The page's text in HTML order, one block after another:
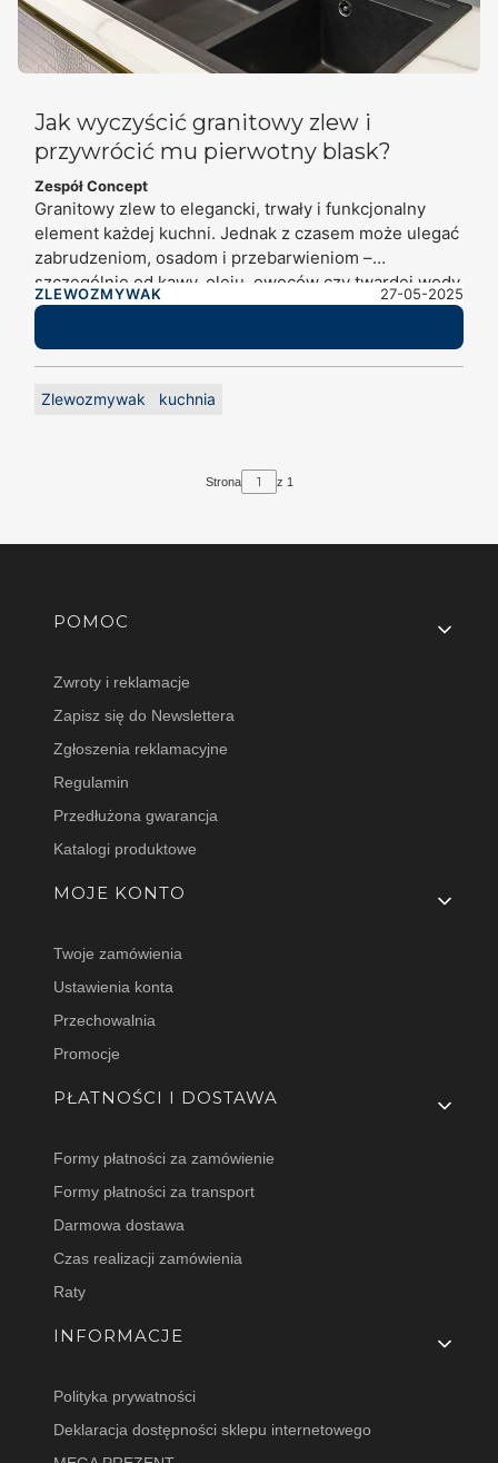
ZLEWOZMYWAK 27-05-2025
Jak wyczyścić granitowy zlew i
przywrócić mu pierwotny blask?
Granitowy zlew to elegancki, trwały i funkcjonalny
element każdej kuchni. Jednak z czasem może ulegać
zabrudzeniom, osadom i przebarwieniom –
szczególnie od kawy, oleju, owoców czy twardej wody.
Na szczęście istnieją skuteczne, domowe sposoby,
potrzeby używania drogich detergentów. Przekonaj
metodami.
Zespół Concept
Zlewozmywak kuchnia
Strona z 1
Linki w stopce
POMOC
Zwroty i reklamacje
Zapisz się do Newslettera
Zgłoszenia reklamacyjne
Regulamin
Przedłużona gwarancja
Katalogi produktowe
MOJE KONTO
Twoje zamówienia
Ustawienia konta
Przechowalnia
Promocje
PŁATNOŚCI I DOSTAWA
Formy płatności za zamówienie
Formy płatności za transport
Darmowa dostawa
Czas realizacji zamówienia
Raty
INFORMACJE
Polityka prywatności
Deklaracja dostępności sklepu internetowego